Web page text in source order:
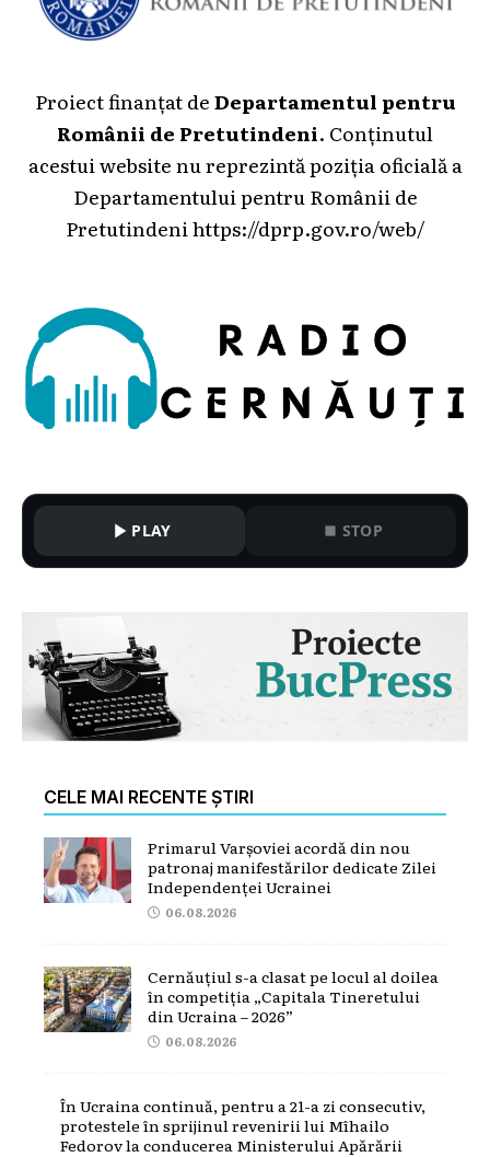
Proiect finanțat deDepartamentul pentru
Românii de Pretutindeni. Conținutul
acestui website nu reprezintă poziția oficială a
Departamentului pentru Românii de
Pretutindeni https://dprp.gov.ro/web/
PLAY STOP
CELE MAI RECENTE ȘTIRI
Primarul Varșoviei acordă din nou
patronaj manifestărilor dedicate Zilei
Independenței Ucrainei
06.08.2026
Cernăuțiul s-a clasat pe locul al doilea
în competiția „Capitala Tineretului
din Ucraina – 2026”
06.08.2026
În Ucraina continuă, pentru a 21-a zi consecutiv,
protestele în sprijinul revenirii lui Mîhailo
Fedorov la conducerea Ministerului Apărării